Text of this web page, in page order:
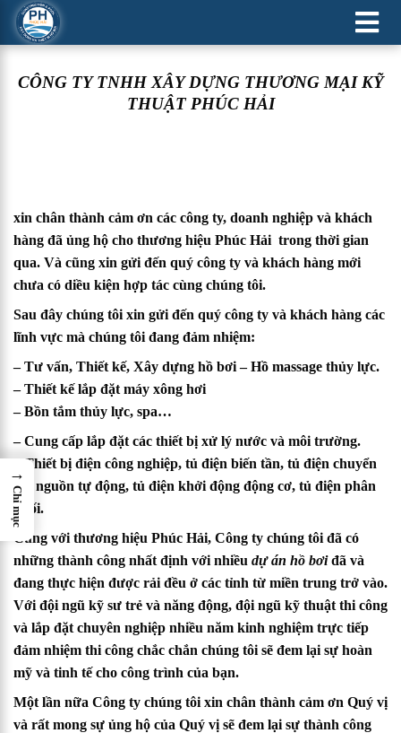
CÔNG TY TNHH XÂY DỰNG THƯƠNG MẠI KỸ
THUẬT PHÚC HẢI
xin chân thành cảm ơn các công ty, doanh nghiệp và khách
hàng đã ủng hộ cho thương hiệu Phúc Hải trong thời gian
qua. Và cũng xin gửi đến quý công ty và khách hàng mới
chưa có diều kiện hợp tác cùng chúng tôi.
Sau đây chúng tôi xin gửi đến quý công ty và khách hàng các
lĩnh vực mà chúng tôi đang đảm nhiệm:
– Tư vấn, Thiết kế, Xây dựng hồ bơi – Hồ massage thủy lực.
– Thiết kế lắp đặt máy xông hơi
– Bồn tắm thủy lực, spa…
– Cung cấp lắp đặt các thiết bị xử lý nước và môi trường.
– Thiết bị điện công nghiệp, tủ điện biến tần, tủ điện chuyển
đổi nguồn tự động, tủ điện khởi động động cơ, tủ điện phân
phối.
Cùng với thương hiệu Phúc Hải, Công ty chúng tôi đã có
những thành công nhất định với nhiều dự án hồ bơiđã và
đang thực hiện được rải đều ở các tỉnh từ miền trung trở vào.
Với đội ngũ kỹ sư trẻ và năng động, đội ngũ kỹ thuật thi công
và lắp đặt chuyên nghiệp nhiều năm kinh nghiệm trực tiếp
đảm nhiệm thi công chắc chắn chúng tôi sẽ đem lại sự hoàn
mỹ và tinh tế cho công trình của bạn.
Một lần nữa Công ty chúng tôi xin chân thành cảm ơn Quý vị
và rất mong sự ủng hộ của Quý vị sẽ đem lại sự thành công
→
Chỉ mục